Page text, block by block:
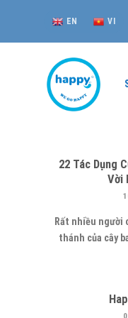
content
EN VI
22 Tác Dụng
Vời
Rất nhiều người
thánh của cây